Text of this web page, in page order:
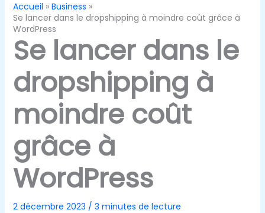
Accueil
Business
Se lancer dans le dropshipping à moindre coût grâce à
WordPress
Se lancer dans le
dropshipping à
moindre coût
grâce à
WordPress
2 décembre 2023 / 3 minutes de lecture